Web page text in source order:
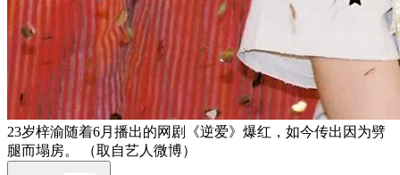
23岁梓渝随着6月播出的网剧《逆爱》爆红，如今传出因为劈
腿而塌房。 （取自艺人微博）